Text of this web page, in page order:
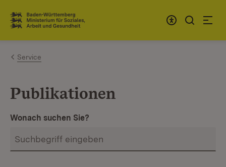
Zum Inhalt springen
Link zur Startseite
Service
Publikationen
Wonach suchen Sie?